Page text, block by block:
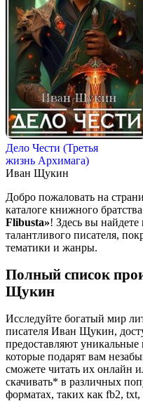
Дело Чести (Третья
жизнь Архимага)
Иван Щукин
Добро пожаловать на
каталоге книжного
Flibusta»! Здесь вы найдете
талантливого писателя,
тематики и жанры.
Полный список
Щукин
Исследуйте богатый мир
писателя Иван Щукин,
предоставляют
которые подарят вам
сможете читать их онлайн
скачивать* в различных
форматах, таких как fb2,